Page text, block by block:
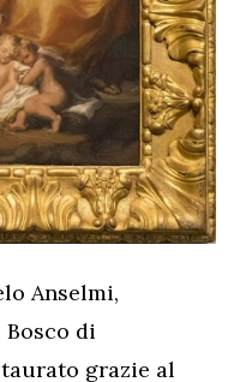
Anselmi,
Bosco di
grazie al